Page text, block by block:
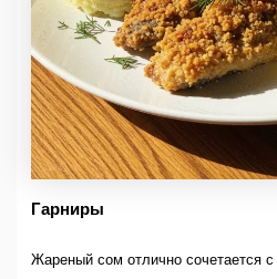
Гарниры
Жареный сом отлично сочетается